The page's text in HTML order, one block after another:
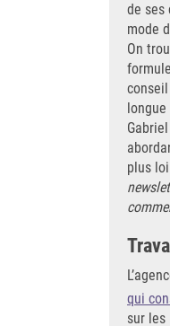
de ses
mode
On
plus
qui
sur